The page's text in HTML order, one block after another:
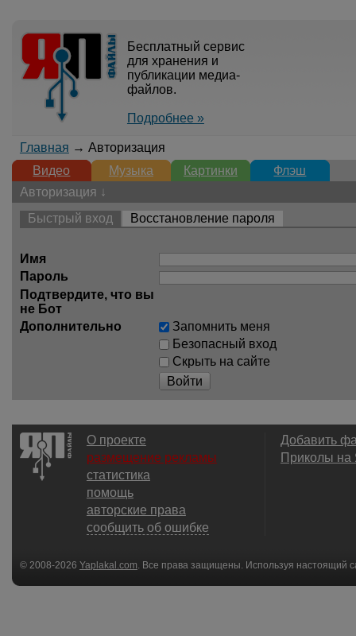
Бесплатный сервис
для хранения и
публикации медиа-
файлов.
Подробнее »
Главная → Авторизация
Видео
Музыка Картинки
Флэш
Авторизация ↓
Быстрый вход
Восстановление пароля
Имя
Пароль
Подтвердите, что вы
не Бот
Дополнительно
Запомнить меня
Безопасный вход
Скрыть на сайте
Войти
О проекте
размещение рекламы
статистика
помощь
авторские права
сообщить об ошибке
Добавить
Приколы
© 2008-2026 Yaplakal.com . Все права защищены. Используя настоящий
соглашения.